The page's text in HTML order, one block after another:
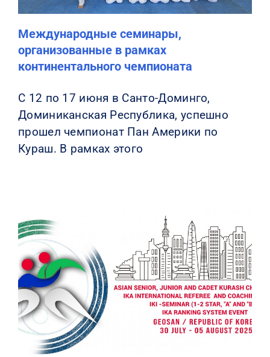
Международные семинары,
организованные в рамках
континентального чемпионата
С 12 по 17 июня в Санто-Доминго,
Доминиканская Республика, успешно
прошел чемпионат Пан Америки по
Кураш. В рамках этого